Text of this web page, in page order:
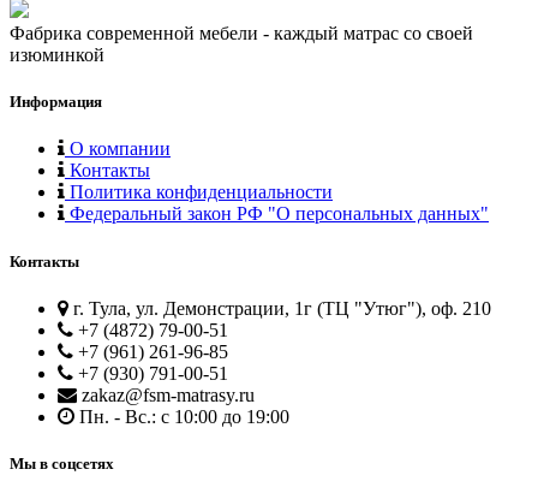
Фабрика современной мебели - каждый матрас со своей
изюминкой
Информация
О компании
Контакты
Политика конфиденциальности
Федеральный закон РФ "О персональных данных"
Контакты
г. Тула, ул. Демонстрации, 1г (ТЦ "Утюг"), оф. 210
+7 (4872) 79-00-51
+7 (961) 261-96-85
+7 (930) 791-00-51
zakaz@fsm-matrasy.ru
Пн. - Вс.: с 10:00 до 19:00
Мы в соцсетях